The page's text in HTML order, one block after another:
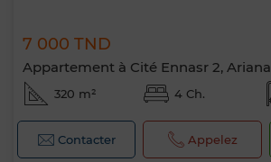
7 000 TND
Appartement à Cité Ennasr 2, Ariana
320 m² 4 Ch.
Contacter Appelez